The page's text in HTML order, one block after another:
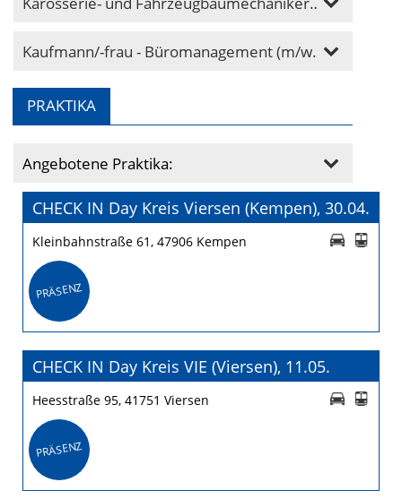
Kaufmann/-frau - Büromanagement (m/w/d)
PRAKTIKA
Angebotene Praktika:
CHECK IN Day Kreis Viersen (Kempen), 30.04.
Kleinbahnstraße 61, 47906 Kempen
PRÄSENZ
CHECK IN Day Kreis VIE (Viersen), 11.05.
Heesstraße 95, 41751 Viersen
PRÄSENZ